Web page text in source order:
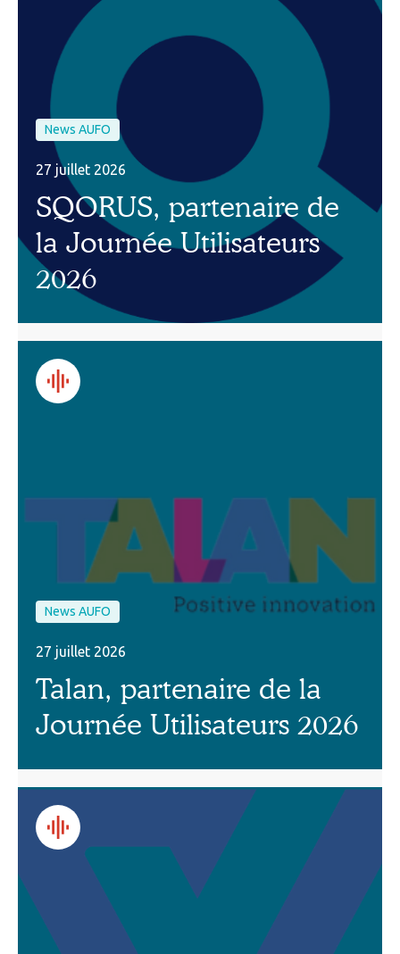
News AUFO
27 juillet 2026
SQORUS, partenaire de
la Journée Utilisateurs
2026
News AUFO
27 juillet 2026
Talan, partenaire de la
Journée Utilisateurs 2026